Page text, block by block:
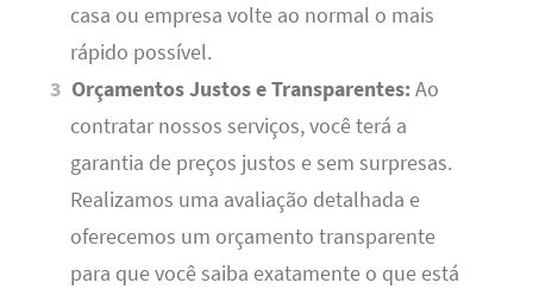
casa ou empresa volte ao normal o mais
rápido possível.
Orçamentos Justos e Transparentes:Ao
contratar nossos serviços, você terá a
garantia de preços justos e sem surpresas.
Realizamos uma avaliação detalhada e
oferecemos um orçamento transparente
para que você saiba exatamente o que está